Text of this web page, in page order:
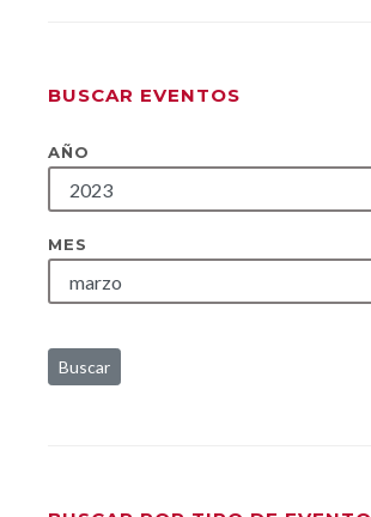
BUSCAR EVENTOS
AÑO
MES
Buscar